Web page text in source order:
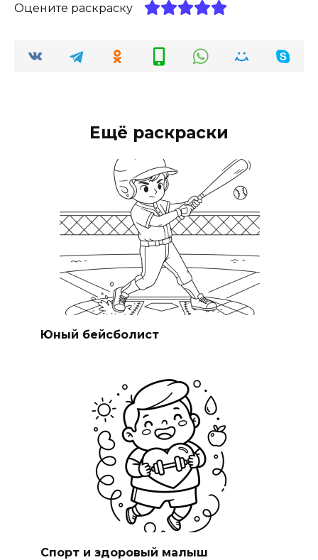
Оцените раскраску
Ещё раскраски
Юный бейсболист
Спорт и здоровый малыш